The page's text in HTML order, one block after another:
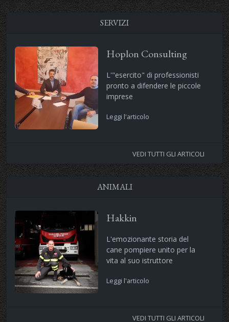
SERVIZI
Hoplon Consulting
L'"esercito" di professionisti
pronto a difendere le piccole
imprese
Leggi l'articolo
VEDI TUTTI GLI ARTICOLI
ANIMALI
Hakkin
L'emozionante storia del
cane pompiere unito per la
vita al suo istruttore
Leggi l'articolo
VEDI TUTTI GLI ARTICOLI